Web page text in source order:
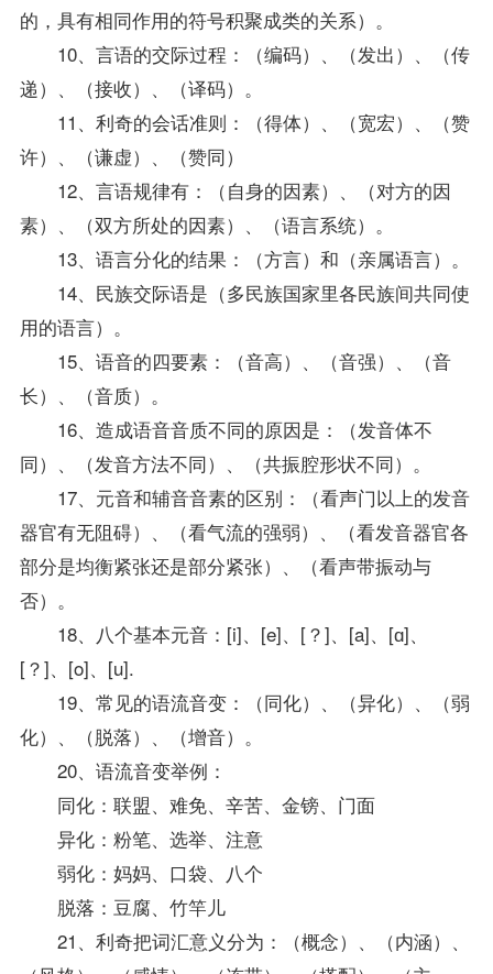
的，具有相同作用的符号积聚成类的关系）。
10、言语的交际过程：（编码）、（发出）、（传
递）、（接收）、（译码）。
11、利奇的会话准则：（得体）、（宽宏）、（赞
许）、（谦虚）、（赞同）
12、言语规律有：（自身的因素）、（对方的因
素）、（双方所处的因素）、（语言系统）。
13、语言分化的结果：（方言）和（亲属语言）。
14、民族交际语是（多民族国家里各民族间共同使
用的语言）。
15、语音的四要素：（音高）、（音强）、（音
长）、（音质）。
16、造成语音音质不同的原因是：（发音体不
同）、（发音方法不同）、（共振腔形状不同）。
17、元音和辅音音素的区别：（看声门以上的发音
器官有无阻碍）、（看气流的强弱）、（看发音器官各
部分是均衡紧张还是部分紧张）、（看声带振动与
否）。
18、八个基本元音：[i]、[e]、[？]、[a]、[ɑ]、
[？]、[o]、[u].
19、常见的语流音变：（同化）、（异化）、（弱
化）、（脱落）、（增音）。
20、语流音变举例：
同化：联盟、难免、辛苦、金镑、门面
异化：粉笔、选举、注意
弱化：妈妈、口袋、八个
脱落：豆腐、竹竿儿
21、利奇把词汇意义分为：（概念）、（内涵）、